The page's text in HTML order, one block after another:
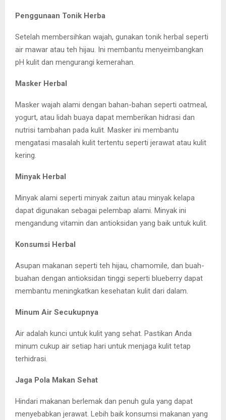
Penggunaan Tonik Herba
Setelah membersihkan wajah, gunakan tonik herbal seperti
air mawar atau teh hijau. Ini membantu menyeimbangkan
pH kulit dan mengurangi kemerahan.
Masker Herbal
Masker wajah alami dengan bahan-bahan seperti oatmeal,
yogurt, atau lidah buaya dapat memberikan hidrasi dan
nutrisi tambahan pada kulit. Masker ini membantu
mengatasi masalah kulit tertentu seperti jerawat atau kulit
kering.
Minyak Herbal
Minyak alami seperti minyak zaitun atau minyak kelapa
dapat digunakan sebagai pelembap alami. Minyak ini
mengandung vitamin dan antioksidan yang baik untuk kulit.
Konsumsi Herbal
Asupan makanan seperti teh hijau, chamomile, dan buah-
buahan dengan antioksidan tinggi seperti blueberry dapat
membantu meningkatkan kesehatan kulit dari dalam.
Minum Air Secukupnya
Air adalah kunci untuk kulit yang sehat. Pastikan Anda
minum cukup air setiap hari untuk menjaga kulit tetap
terhidrasi.
Jaga Pola Makan Sehat
Hindari makanan berlemak dan penuh gula yang dapat
menyebabkan jerawat. Lebih baik konsumsi makanan yang